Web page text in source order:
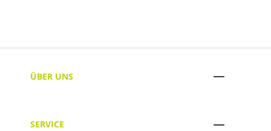
ÜBER UNS
SERVICE